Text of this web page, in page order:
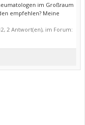
im Großraum
empfehlen? Meine
, 2 Antwort(en), im Forum: